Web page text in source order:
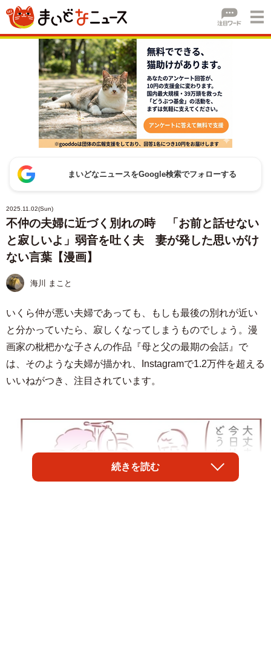
まいどなニュースをGoogle検索でフォローする
2025.11.02(Sun)
不仲の夫婦に近づく別れの時 「お前と話せない
と寂しいよ」弱音を吐く夫 妻が発した思いがけ
ない言葉【漫画】
海川 まこと
いくら仲が悪い夫婦であっても、もしも最後の別れが近い
と分かっていたら、寂しくなってしまうものでしょう。漫
画家の枇杷かな子さんの作品『母と父の最期の会話』で
は、そのような夫婦が描かれ、Instagramで1.2万件を超える
いいねがつき、注目されています。
続きを読む